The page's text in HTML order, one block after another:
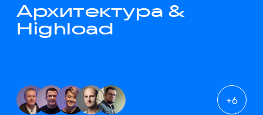
Архитектура &
Highload
+6